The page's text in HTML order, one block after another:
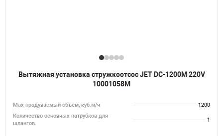
Вытяжная установка стружкоотсос JET DC-1200M 220V
10001058M
Мах продуваемый объем, куб.м/ч
1200
Количество основных патрубков для
шлангов
1